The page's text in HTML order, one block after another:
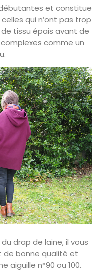
et constitue
qui n’ont pas trop
tissu épais avant de
comme un
drap de laine, il vous
de bonne qualité et
aiguille n°90 ou 100.